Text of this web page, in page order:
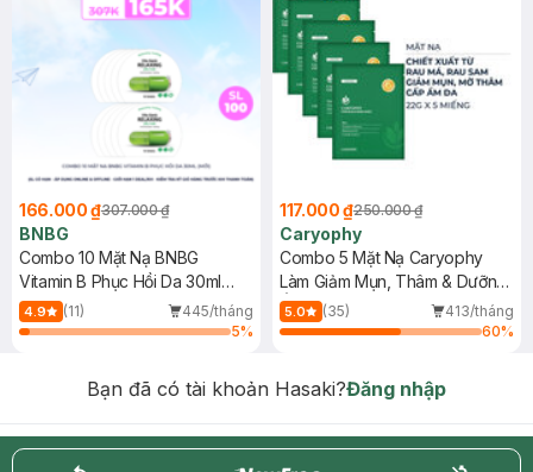
166.000 ₫307.000 ₫
BNBG
Combo 10 Mặt Nạ BNBG
Vitamin B Phục Hồi Da 30ml
(Mới)
4.9 (11)
445/tháng
5%
117.000 ₫250.000 ₫
Caryophy
Combo 5 Mặt Nạ Caryophy
Làm Giảm Mụn, Thâm & Dưỡng
Ẩm Da 22g
5.0 (35)
413/tháng
60%
Bạn đã có tài khoản Hasaki?Đăng nhập